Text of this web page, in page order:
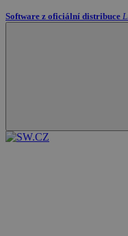
Software z oficiální distribuce